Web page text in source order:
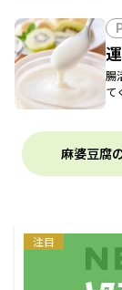
腸
て
麻婆豆腐
注目